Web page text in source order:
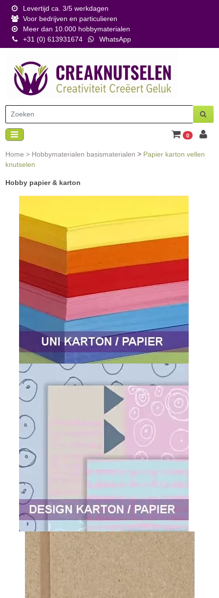
Levertijd ca. 3/5 werkdagen
Voor bedrijven en particulieren
Meer dan 10.000 hobbymaterialen
+31 (0) 613931674
WhatsApp
0
Home > Hobbymaterialen basismaterialen > Papier karton vellen
knutselen
Hobby papier & karton